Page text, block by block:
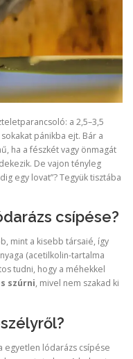
a 2,5–3,5
pánikba ejt. Bár a
ha a fészkét vagy önmagát
De vajon tényleg
egy lovat”? Tegyük tisztába
csípése?
mint a kisebb társaié, így
(acetilkolin-tartalma
tudni, hogy a méhekkel
szúrni, mivel nem szakad ki
egyetlen lódarázs csípése